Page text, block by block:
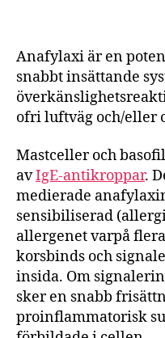
Anafylaxi är en
snabbt insättande
ofri luftväg och/eller
Mastceller och
avIgE-antikroppar.
medierade
sensibiliserad
allergenet varpå
korsbinds och
insida. Om
sker en snabb
proinflammatorisk